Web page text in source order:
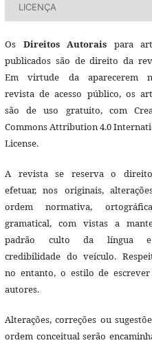
LICENÇA
Os Direitos Autorais para
publicados são de direito da
Em virtude da aparecerem
revista de acesso público, os
são de uso gratuito, com
Commons Attribution 4.0
License.
A revista se reserva o
efetuar, nos originais,
ordem normativa,
gramatical, com vistas a
padrão culto da língua
credibilidade do veículo.
no entanto, o estilo de
autores.
Alterações, correções ou
ordem conceitual serão